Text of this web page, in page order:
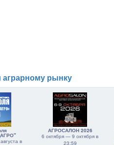
аграрному рынку
в
АГРОСАЛОН 2026
6 октября — 9 октября в
23:59